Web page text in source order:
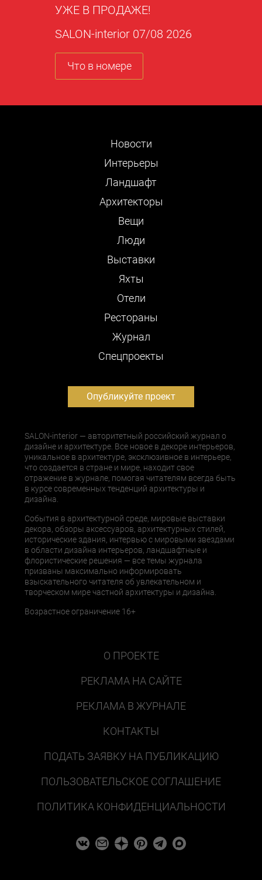
УЖЕ В ПРОДАЖЕ!
SALON-interior 07/08 2026
Что в номере
Новости
Интерьеры
Ландшафт
Архитекторы
Вещи
Люди
Выставки
Яхты
Отели
Рестораны
Журнал
Cпецпроекты
Опубликуйте проект
SALON-interior — авторитетный российский журнал о
дизайне и архитектуре. Все новое в декоре интерьеров,
уникальное в архитектуре, эксклюзивное в интерьере,
что создается в стране и мире, находит свое
отражение в журнале, помогая читателям всегда быть
в курсе современных тенденций архитектуры и
дизайна.
События в архитектурной среде, мировые выставки
декора, обзоры аксессуаров, архитектурных стилей,
исторические здания, интервью с мировыми звездами
в области дизайна интерьеров, ландшафтные и
флористические решения — все темы журнала
призваны максимально информировать
взыскательного читателя об увлекательном и
творческом мире частной архитектуры и дизайна.
Возрастное ограничение 16+
О ПРОЕКТЕ
РЕКЛАМА НА САЙТЕ
РЕКЛАМА В ЖУРНАЛЕ
КОНТАКТЫ
ПОДАТЬ ЗАЯВКУ НА ПУБЛИКАЦИЮ
ПОЛЬЗОВАТЕЛЬСКОЕ СОГЛАШЕНИЕ
ПОЛИТИКА КОНФИДЕНЦИАЛЬНОСТИ